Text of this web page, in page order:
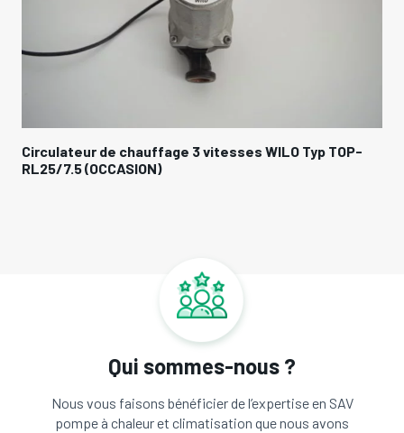
Bloc Résistance électrique 3kW 4SW08816-2 A
(HEATER ASSY 3V3) pour Daikin Altherma
Qui sommes-nous ?
Nous vous faisons bénéficier de l’expertise en SAV
pompe à chaleur et climatisation que nous avons